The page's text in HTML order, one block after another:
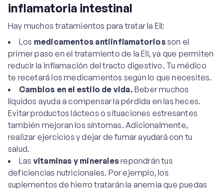
inflamatoria intestinal
Hay muchos tratamientos para tratar la EII:
Los medicamentos antiinflamatoriosson el
primer paso en el tratamiento de la EII, ya que permiten
reducir la inflamación del tracto digestivo. Tu médico
te recetará los medicamentos según lo que necesites.
Cambios en el estilo de vida. Beber muchos
líquidos ayuda a compensar la pérdida en las heces.
Evitar productos lácteos o situaciones estresantes
también mejoran los síntomas. Adicionalmente,
realizar ejercicios y dejar de fumar ayudará con tu
salud.
Las vitaminas y mineralesrepondrán tus
deficiencias nutricionales. Por ejemplo, los
suplementos de hierro tratarán la anemia que puedas